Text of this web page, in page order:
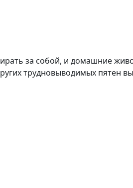
за собой, и домашние
трудновыводимых пятен